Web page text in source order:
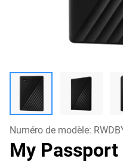
Numéro de modèle:
My